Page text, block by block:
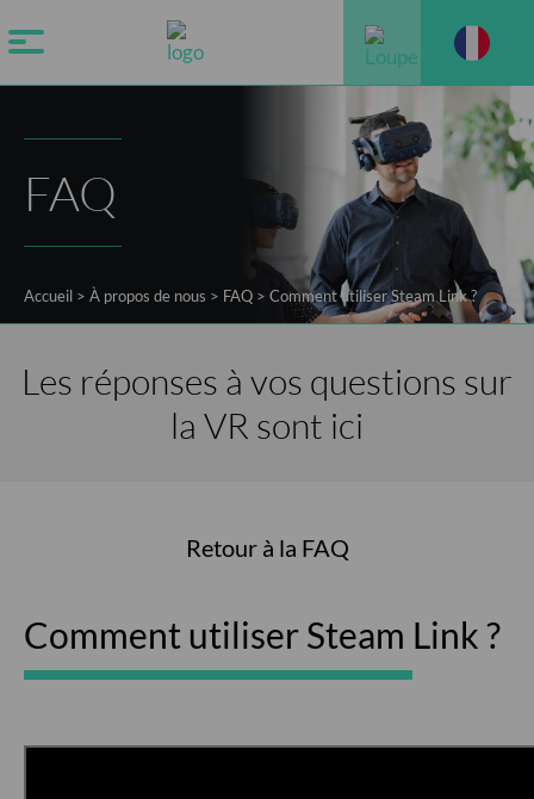
FAQ
Accueil > À propos de nous > FAQ > Comment utiliser Steam Link ?
Les réponses à vos questions sur
la VR sont ici
Retour à la FAQ
Comment utiliser Steam Link ?